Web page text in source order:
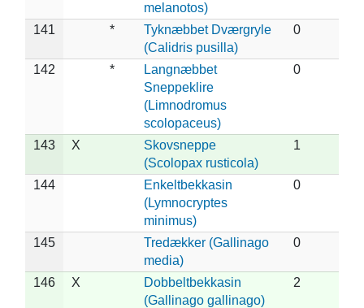
melanotos)
141 *
Tyknæbbet Dværgryle
(Calidris pusilla)
0
142 *
Langnæbbet
Sneppeklire
(Limnodromus
scolopaceus)
0
143 X
Skovsneppe
(Scolopax rusticola)
1
144
Enkeltbekkasin
(Lymnocryptes
minimus)
0
145
Tredækker (Gallinago
media)
0
146 X
Dobbeltbekkasin
(Gallinago gallinago)
2